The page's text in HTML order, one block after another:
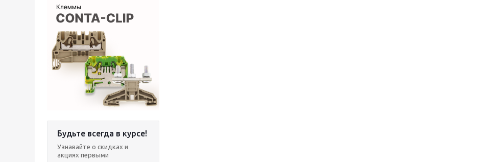
Будьте всегда в курсе!
Узнавайте о скидках и
акциях первыми